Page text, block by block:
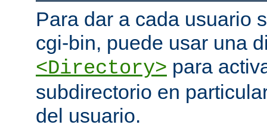
Para dar a cada usuario
cgi-bin, puede usar una
<Directory> para
subdirectorio en
del usuario.